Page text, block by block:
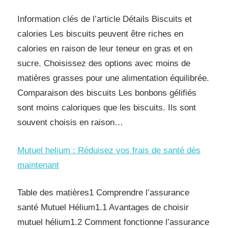
Information clés de l’article Détails Biscuits et
calories Les biscuits peuvent être riches en
calories en raison de leur teneur en gras et en
sucre. Choisissez des options avec moins de
matières grasses pour une alimentation équilibrée.
Comparaison des biscuits Les bonbons gélifiés
sont moins caloriques que les biscuits. Ils sont
souvent choisis en raison…
Mutuel helium : Réduisez vos frais de santé dès
maintenant
Table des matières1 Comprendre l’assurance
santé Mutuel Hélium1.1 Avantages de choisir
mutuel hélium1.2 Comment fonctionne l’assurance